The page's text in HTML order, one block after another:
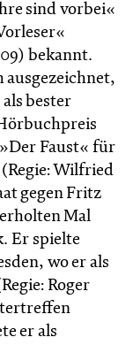
sind vorbei«
bekannt.
bester
Faust« für
Wilfried
gegen Fritz
Mal
Er spielte
wo er als
Roger
er als